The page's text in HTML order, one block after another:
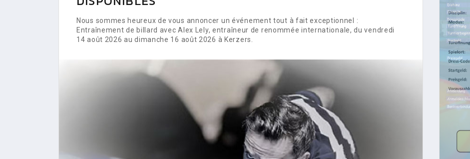
Nous sommes heureux de vous annoncer un événement tout à fait exceptionnel :
Entraînement de billard avec Alex Lely, entraîneur de renommée internationale, du vendredi
14 août 2026 au dimanche 16 août 2026 à Kerzers.